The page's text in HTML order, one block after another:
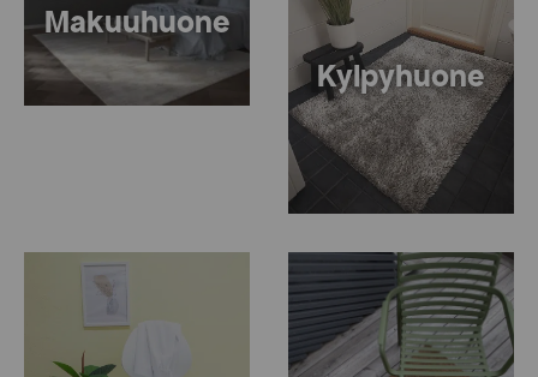
Makuuhuone
Kylpyhuone